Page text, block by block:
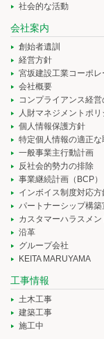
社会的な活動
会社案内
創始者遺訓
経営方針
宮坂建設工業コーポレ
会社概要
コンプライアンス経
人財マネジメントポリ
個人情報保護方針
特定個人情報の適正
一般事業主行動計画
反社会的勢力の排除
事業継続計画（BCP）
インボイス制度対応方
パートナーシップ構築
カスタマーハラスメ
沿革
グループ会社
KEITA MARUYAMA
工事情報
土木工事
建築工事
施工中